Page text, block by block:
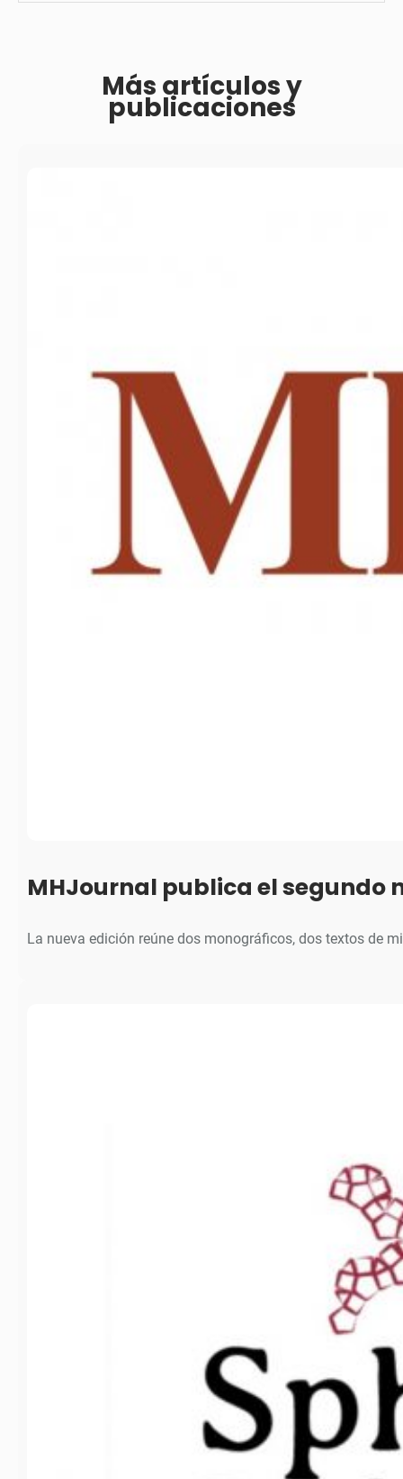
Más artículos y
publicaciones
MHJournal publica el segundo
La nueva edición reúne dos monográficos, dos textos de